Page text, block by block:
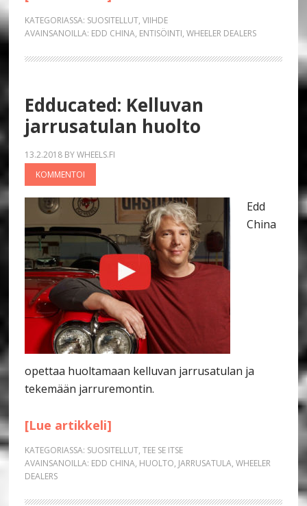
KATEGORIASSA: SUOSITELLUT, VIIHDE
AVAINSANOILLA: EDD CHINA, ENTISÖINTI, WHEELER DEALERS
Edducated: Kelluvan
jarrusatulan huolto
13.2.2018BYWHEELS.FI
KOMMENTOI
Edd
China
opettaa huoltamaan kelluvan jarrusatulan ja
tekemään jarruremontin.
[Lue artikkeli]
KATEGORIASSA: SUOSITELLUT, TEE SE ITSE
AVAINSANOILLA: EDD CHINA, HUOLTO, JARRUSATULA, WHEELER
DEALERS